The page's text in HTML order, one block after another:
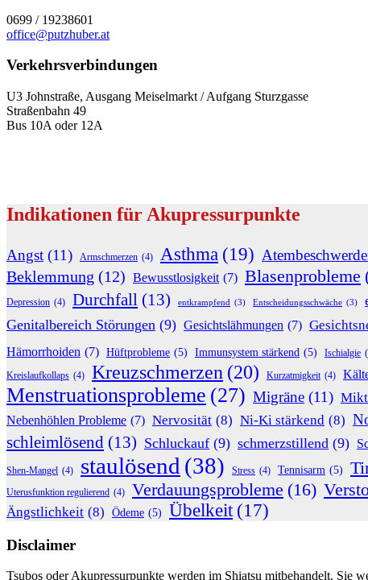
0699 / 19238601
office@putzhuber.at
Verkehrsverbindungen
U3 Johnstraße, Ausgang Meiselmarkt / Aufgang Sturzgasse
Straßenbahn 49
Bus 10A oder 12A
Indikationen für Akupressurpunkte
Angst (11) Armschmerzen (4) Asthma (19)
Beklemmung (12) Bewusstlosigkeit (7) Blasenprobleme
Depression (4) Durchfall (13) entkrampfend (3) Entscheidungsschwäche (3)
Genitalbereich Störungen (9) Gesichtslähmungen (7)
Hämorrhoiden (7) Hüftprobleme (5) Immunsystem stärkend (5) Ischialgie
Kreislaufkollaps (4) Kreuzschmerzen (20) Kurzatmigkeit (4)
Menstruationsprobleme (27) Migräne (11)
Nebenhöhlen Probleme (7) Nervosität (8) Ni-Ki stärkend (8)
schleimlösend (13) Schluckauf (9) schmerzstillend (9)
Shen-Mangel (4) staulösend (38) Stress (4) Tennisarm (5)
Uterusfunktion regulierend (4) Verdauungsprobleme (16)
Ängstlichkeit (8) Ödeme (5) Übelkeit (17)
Disclaimer
Tsubos oder Akupressurpunkte werden im Shiatsu mitbehandelt. Sie